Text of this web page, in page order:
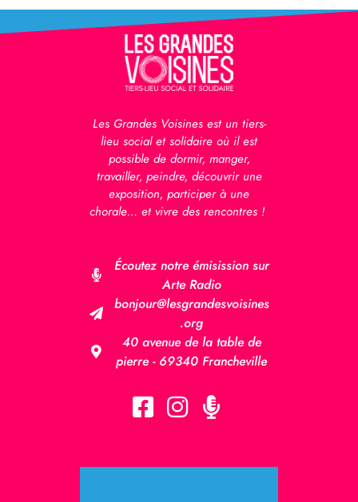
Les Grandes Voisines est un tiers-
lieu social et solidaire où il est
possible de dormir, manger,
travailler, peindre, découvrir une
exposition, participer à une
chorale… et vivre des rencontres !
Écoutez notre émisission sur
Arte Radio
bonjour@lesgrandesvoisines
.org
40 avenue de la table de
pierre - 69340 Francheville